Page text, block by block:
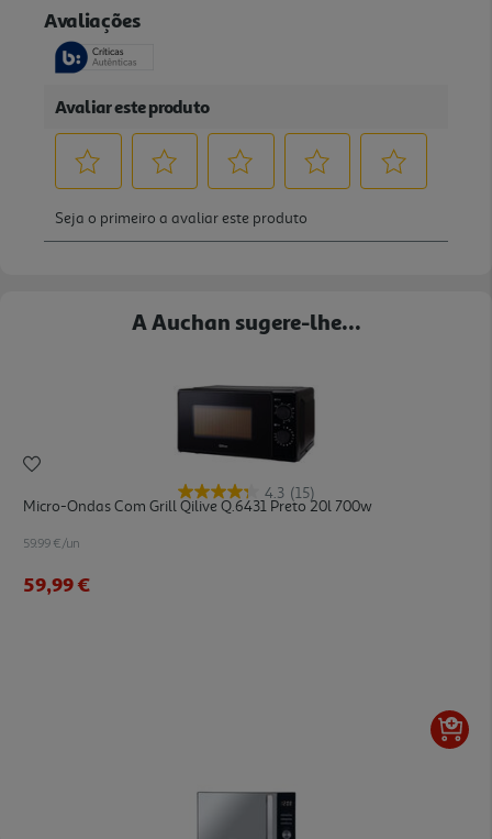
A Auchan sugere-lhe...
4.3 (15)
Micro-Ondas Com Grill Qilive Q.6431 Preto 20l 700w
59.99 €/un
59,99 €